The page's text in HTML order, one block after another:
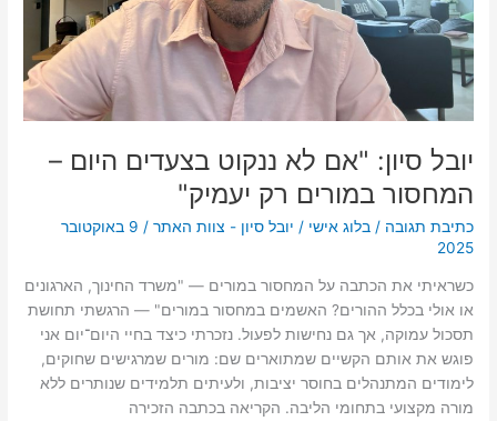
יובל סיון: "אם לא ננקוט בצעדים היום –
המחסור במורים רק יעמיק"
כתיבת תגובה /בלוג אישי / יובל סיון - צוות האתר/
9 באוקטובר
2025
כשראיתי את הכתבה על המחסור במורים — "משרד החינוך, הארגונים
או אולי בכלל ההורים? האשמים במחסור במורים" — הרגשתי תחושת
תסכול עמוקה, אך גם נחישות לפעול. נזכרתי כיצד בחיי היום־יום אני
פוגש את אותם הקשיים שמתוארים שם: מורים שמרגישים שחוקים,
לימודים המתנהלים בחוסר יציבות, ולעיתים תלמידים שנותרים ללא
מורה מקצועי בתחומי הליבה. הקריאה בכתבה הזכירה
במורים
רק
יעמיק"